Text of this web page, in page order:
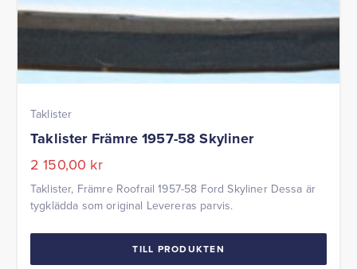
Taklister
Taklister Främre 1957-58 Skyliner
2 150,00 kr
Taklister, Främre Roofrail 1957-58 Ford Skyliner Dessa är
tygklädda som original Levereras parvis.
TILL PRODUKTEN